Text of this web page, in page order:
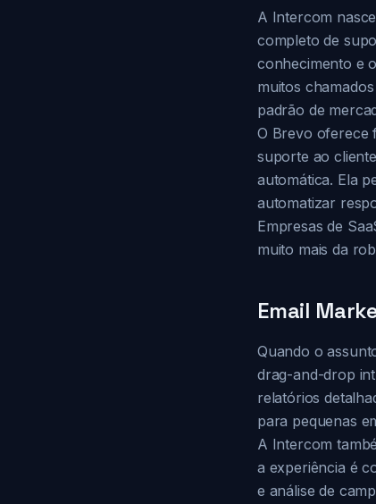
A Intercom
completo de
conhecimento e
muitos
padrão de
O Brevo oferece
suporte ao
automática. Ela
automatizar
Empresas de
muito mais da
Email
Quando o
drag-and-drop
relatórios
para pequenas
A Intercom
a experiência é
e análise de